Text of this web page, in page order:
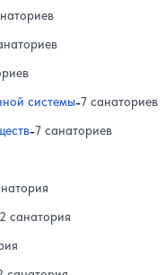
системы-7 санаториев
-7 санаториев
2 санатория